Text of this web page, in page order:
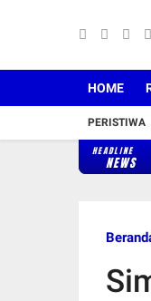
HOME
PERISTIWA
HEADLINE
NEWS
PBI Karawang, Siap Populerkan